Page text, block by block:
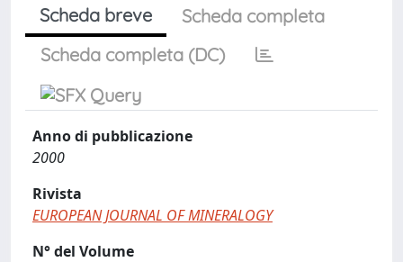
Scheda breve
Scheda completa
Scheda completa (DC)
Anno di pubblicazione
2000
Rivista
EUROPEAN JOURNAL OF MINERALOGY
N° del Volume